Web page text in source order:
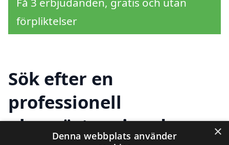
förpliktelser
Sök efter en
professionell
glasmästare i andra
×
Denna webbplats använder